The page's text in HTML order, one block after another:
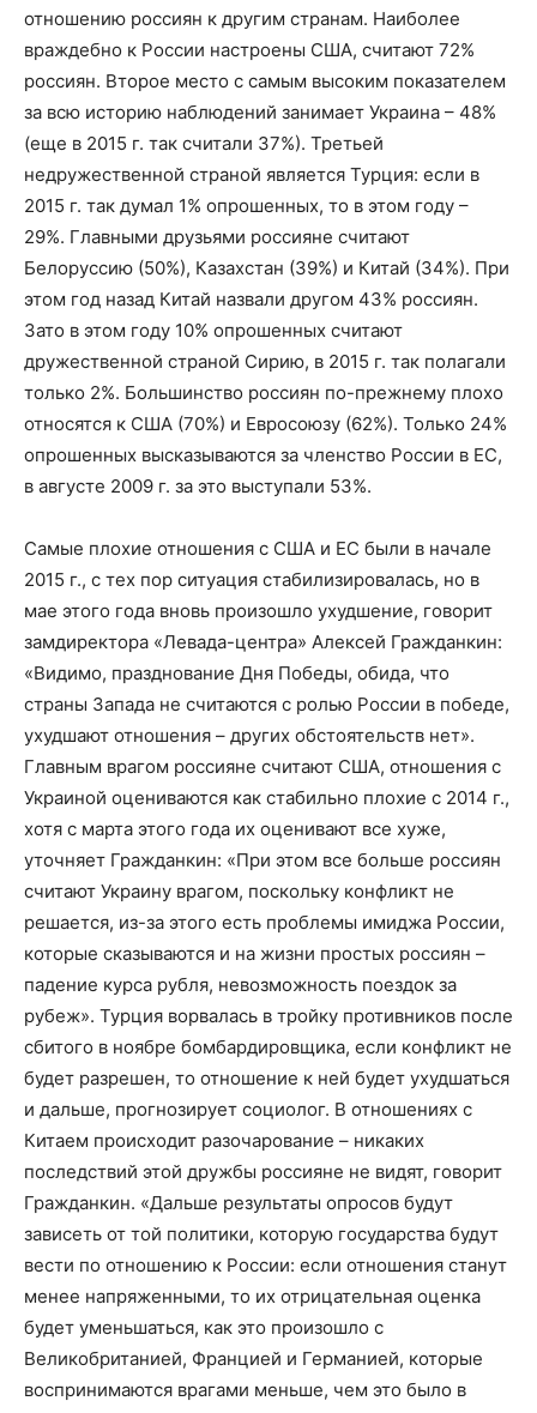
отношению россиян к другим странам. Наиболее
враждебно к России настроены США, считают 72%
россиян. Второе место с самым высоким показателем
за всю историю наблюдений занимает Украина – 48%
(еще в 2015 г. так считали 37%). Третьей
недружественной страной является Турция: если в
2015 г. так думал 1% опрошенных, то в этом году –
29%. Главными друзьями россияне считают
Белоруссию (50%), Казахстан (39%) и Китай (34%). При
этом год назад Китай назвали другом 43% россиян.
Зато в этом году 10% опрошенных считают
дружественной страной Сирию, в 2015 г. так полагали
только 2%. Большинство россиян по-прежнему плохо
относятся к США (70%) и Евросоюзу (62%). Только 24%
опрошенных высказываются за членство России в ЕС,
в августе 2009 г. за это выступали 53%.
Самые плохие отношения с США и ЕС были в начале
2015 г., с тех пор ситуация стабилизировалась, но в
мае этого года вновь произошло ухудшение, говорит
замдиректора «Левада-центра» Алексей Гражданкин:
«Видимо, празднование Дня Победы, обида, что
страны Запада не считаются с ролью России в победе,
ухудшают отношения – других обстоятельств нет».
Главным врагом россияне считают США, отношения с
Украиной оцениваются как стабильно плохие с 2014 г.,
хотя с марта этого года их оценивают все хуже,
уточняет Гражданкин: «При этом все больше россиян
считают Украину врагом, поскольку конфликт не
решается, из-за этого есть проблемы имиджа России,
которые сказываются и на жизни простых россиян –
падение курса рубля, невозможность поездок за
рубеж». Турция ворвалась в тройку противников после
сбитого в ноябре бомбардировщика, если конфликт не
будет разрешен, то отношение к ней будет ухудшаться
и дальше, прогнозирует социолог. В отношениях с
Китаем происходит разочарование – никаких
последствий этой дружбы россияне не видят, говорит
Гражданкин. «Дальше результаты опросов будут
зависеть от той политики, которую государства будут
вести по отношению к России: если отношения станут
менее напряженными, то их отрицательная оценка
будет уменьшаться, как это произошло с
Великобританией, Францией и Германией, которые
воспринимаются врагами меньше, чем это было в